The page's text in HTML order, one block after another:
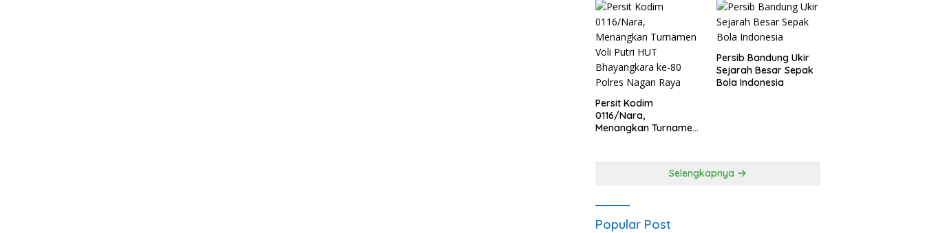
Persit Kodim
0116/Nara,
Menangkan Turnamen
Persib Bandung Ukir
Sejarah Besar Sepak
Bola Indonesia
Selengkapnya
Popular Post